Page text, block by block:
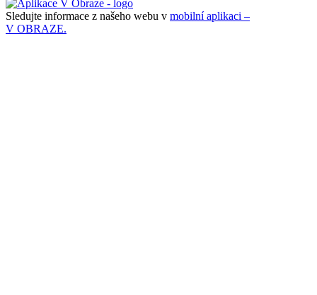
Sledujte informace z našeho webu v mobilní aplikaci –
V OBRAZE.